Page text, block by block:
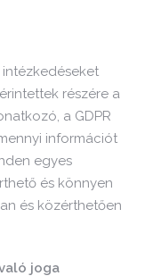
részére a
a GDPR
információt
egyes
és könnyen
és közérthetően
joga